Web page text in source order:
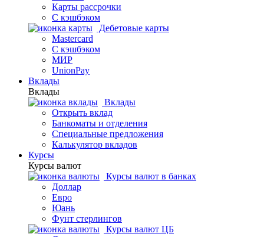
Карты рассрочки
С кэшбэком
Дебетовые карты
Mastercard
С кэшбэком
МИР
UnionPay
Вклады
Вклады
Вклады
Открыть вклад
Банкоматы и отделения
Специальные предложения
Калькулятор вкладов
Курсы
Курсы валют
Курсы валют в банках
Доллар
Евро
Юань
Фунт стерлингов
Курсы валют ЦБ